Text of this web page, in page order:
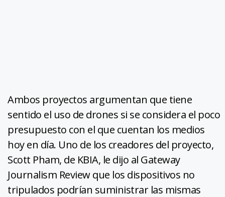
Ambos proyectos argumentan que tiene
sentido el uso de drones si se considera el poco
presupuesto con el que cuentan los medios
hoy en día. Uno de los creadores del proyecto,
Scott Pham, de KBIA, le dijo al Gateway
Journalism Review que los dispositivos no
tripulados podrían suministrar las mismas